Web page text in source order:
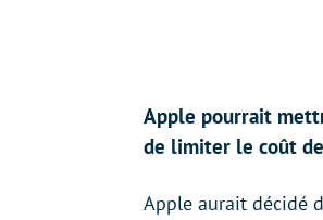
Apple pourrait
de limiter le coût
Apple aurait décidé